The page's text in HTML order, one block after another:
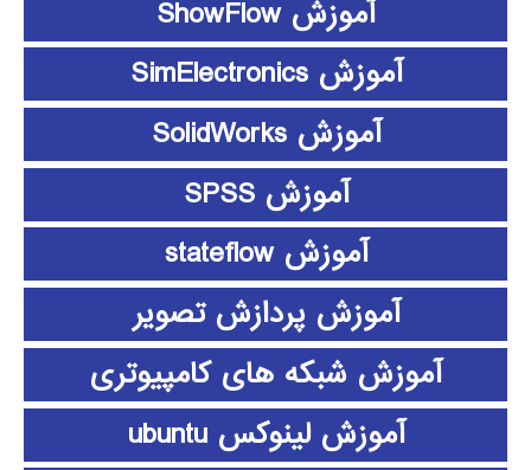
آموزش ShowFlow
آموزش SimElectronics
آموزش SolidWorks
آموزش SPSS
آموزش stateflow
آموزش پردازش تصویر
آموزش شبکه های کامپیوتری
آموزش لینوکس ubuntu